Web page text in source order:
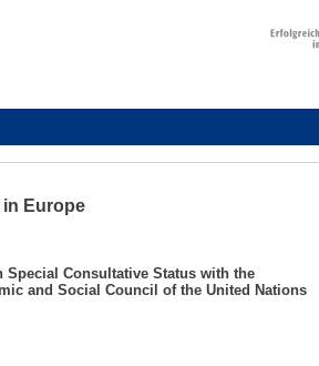
Europe
Special Consultative Status with the
and Social Council of the United Nations